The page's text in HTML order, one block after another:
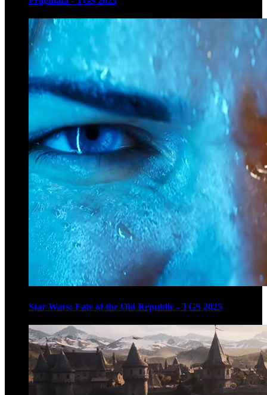
Star Wars: Fate of the Old Republic - TGS 2025